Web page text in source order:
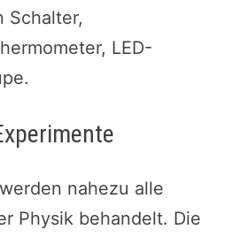
Schalter,
LED-
nahezu alle
Physik behandelt. Die